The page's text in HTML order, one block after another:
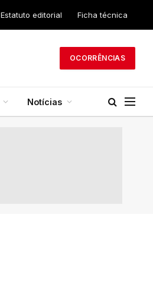
Estatuto editorial Ficha técnica
OCORRÊNCIAS
Notícias